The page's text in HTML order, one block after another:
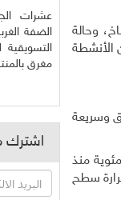
وحالة
الأنشطة
وسريعة
عن الأنشطة البشرية مسؤولة عن ارتفاع درجات الحرارة بنحو 1.1 درجة مئوية منذ
حرارة سطح
عشرات
الضفة
مغرق
اشترك